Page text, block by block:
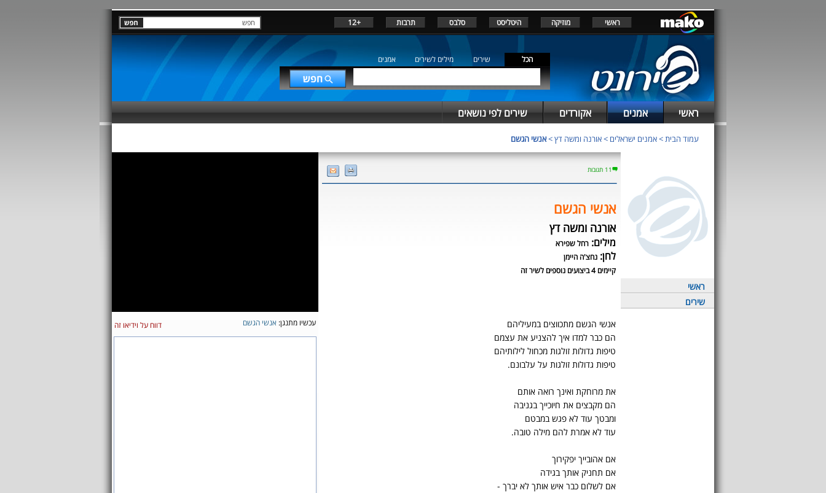
ראשי מוזיקה היטליסט סלבס תרבות +12
הכל שירים מילים לשירים אמנים
ראשי אמנים אקורדים שירים לפי נושאים
עמוד הבית>אמנים ישראלים >אורנה ומשה דץ>אנשי הגשם
ראשי
שירים
11 תגובות
אנשי הגשם
אורנה ומשה דץ
מילים: רחל שפירא
לחן: נחצ'ה היימן
קיימים 4 ביצועים נוספים לשיר זה
אנשי הגשם מתכווצים במעיליהם
הם כבר למדו איך להצניע את עצמם
טיפות גדולות זולגות מכחול לילותיהם
טיפות גדולות זולגות על עלבונם.
את מרוחקת ואינך רואה אותם
הם מקבצים את חיוכייך בגניבה
ומבטך עוד לא פגש במבטם
עוד לא אמרת להם מילה טובה.
אם אהובייך יפקירוך
אם תחניק אותך בגידה
אם לשלום כבר איש אותך לא יברך -
עכשיו מתנגן: אנשי הגשם דווח על וידיאו זה